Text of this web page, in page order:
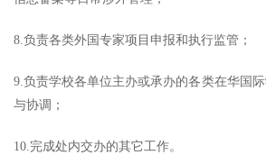
8.负责各类外国专家项目申报和执行监管；
9.负责学校各单位主办或承办的各类在华国
与协调；
10.完成处内交办的其它工作。